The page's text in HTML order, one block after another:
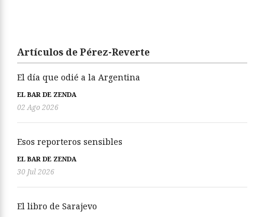
Artículos de Pérez-Reverte
El día que odié a la Argentina
EL BAR DE ZENDA
02 Ago 2026
Esos reporteros sensibles
EL BAR DE ZENDA
30 Jul 2026
El libro de Sarajevo